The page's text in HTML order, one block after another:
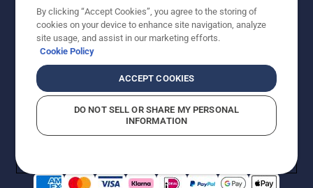
© Husqvarna AB (publ). Alle rechten voorbehouden. De
getoonde prijzen zijn consumentenadviesprijzen. Alle
vermelde prijzen zijn adviesverkoopprijzen (incl. BTW),
tenzij het product beschikbaar is voor directe aankoop.
CookiebeleidGebruiksvoorwaarden Privacyverklaring
BedrijfsgegevensReport Suspected Violations
By clicking “Accept Cookies”, you agree to the storing of
cookies on your device to enhance site navigation, analyze
site usage, and assist in our marketing efforts.
Cookie Policy
ACCEPT COOKIES
DO NOT SELL OR SHARE MY PERSONAL
INFORMATION